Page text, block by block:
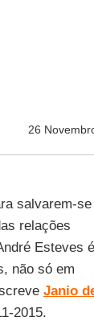
26
salvarem-se
relações
Esteves é
não só em
Janio
2015.